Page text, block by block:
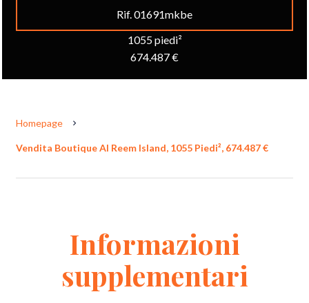
Rif. 01691mkbe
1055 piedi²
674.487 €
Homepage
Vendita Boutique Al Reem Island, 1055 Piedi², 674.487 €
Informazioni
supplementari